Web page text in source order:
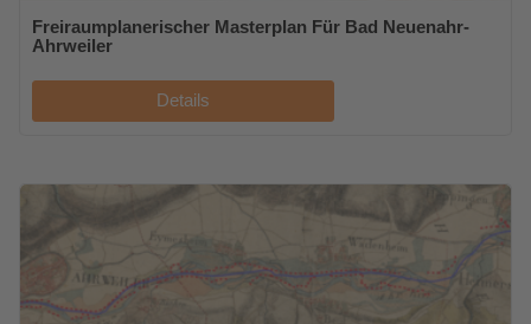
Freiraumplanerischer Masterplan Für Bad Neuenahr-
Ahrweiler
Details